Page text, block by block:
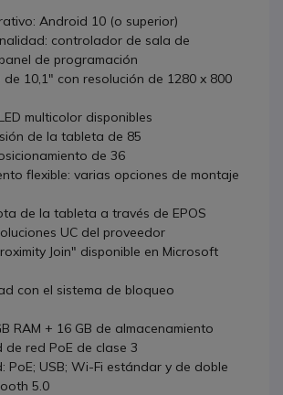
Android 10 (o superior)
controlador de sala de
de programación
de 10,1" con resolución de 1280 x 800
multicolor disponibles
de la tableta de 85
de 36
flexible: varias opciones de montaje
de la tableta a través de EPOS
UC del proveedor
Join" disponible en Microsoft
con el sistema de bloqueo
RAM + 16 GB de almacenamiento
de red PoE de clase 3
PoE; USB; Wi-Fi estándar y de doble
5.0